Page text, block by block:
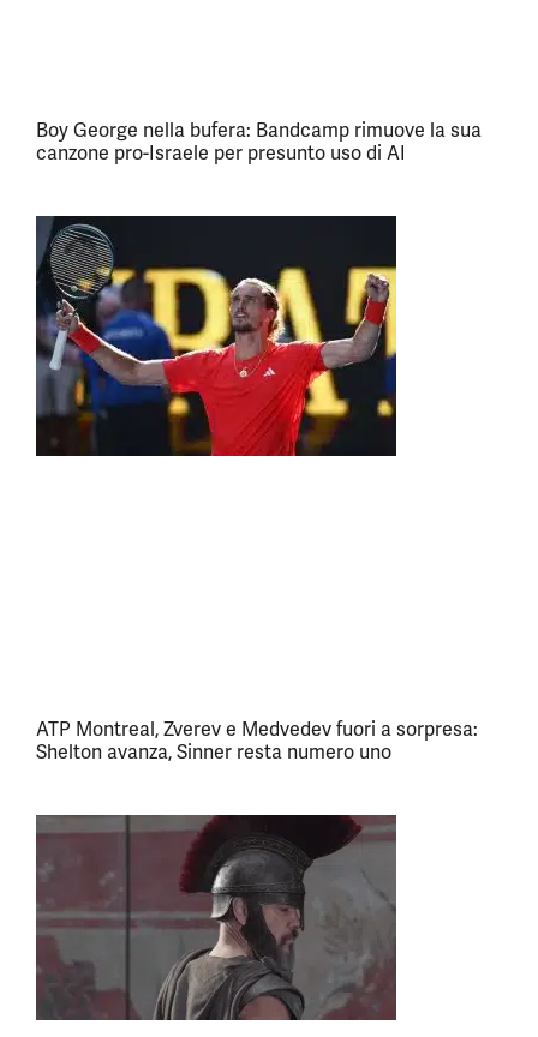
Boy George nella bufera: Bandcamp rimuove la sua
canzone pro-Israele per presunto uso di AI
ATP Montreal, Zverev e Medvedev fuori a sorpresa:
Shelton avanza, Sinner resta numero uno